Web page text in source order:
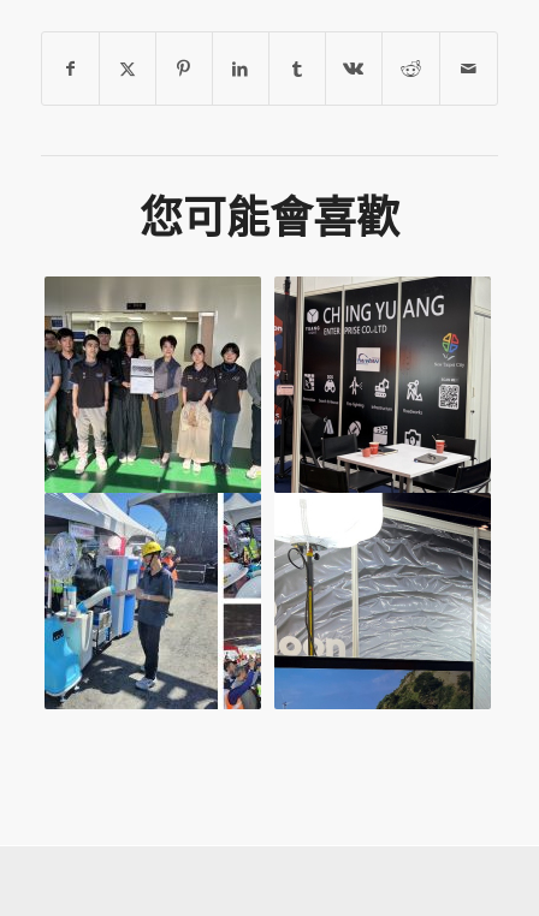
您可能會喜歡